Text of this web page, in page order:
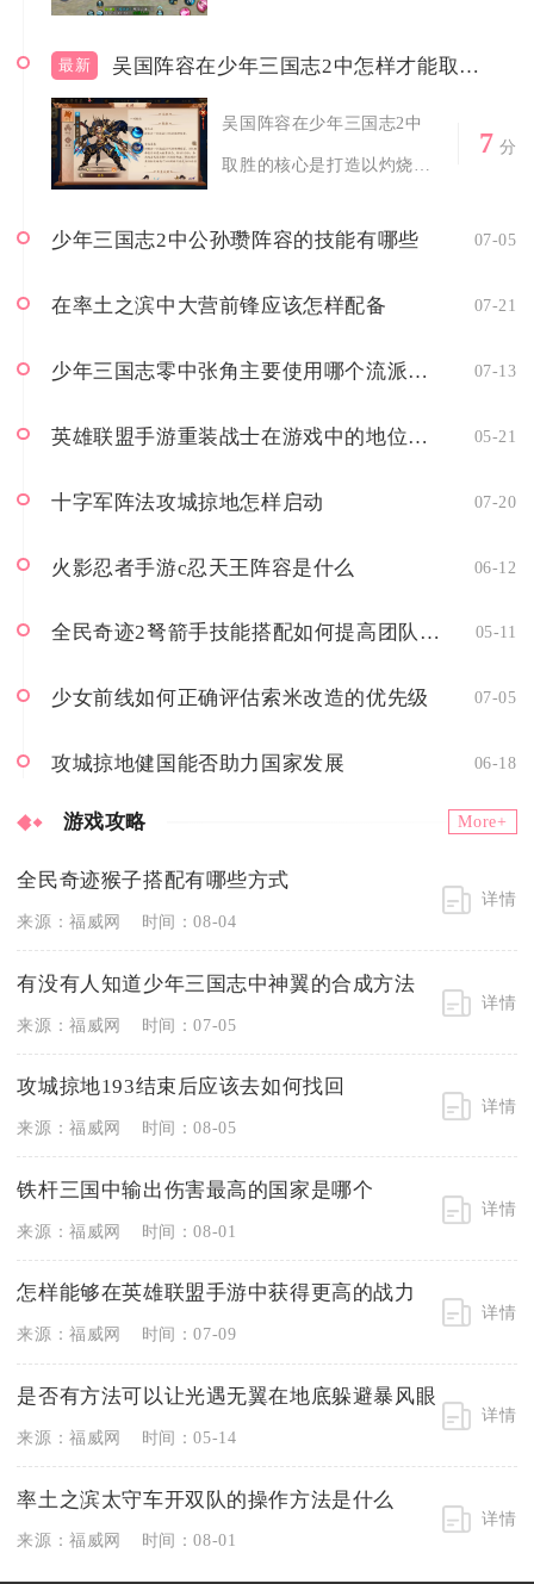
最新 吴国阵容在少年三国志2中怎样才能取得胜利
吴国阵容在少年三国志2中
取胜的核心是打造以灼烧联
7 分
少年三国志2中公孙瓒阵容的技能有哪些 07-05
在率土之滨中大营前锋应该怎样配备 07-21
少年三国志零中张角主要使用哪个流派的技能 07-13
英雄联盟手游重装战士在游戏中的地位如何 05-21
十字军阵法攻城掠地怎样启动 07-20
火影忍者手游c忍天王阵容是什么 06-12
全民奇迹2弩箭手技能搭配如何提高团队贡献 05-11
少女前线如何正确评估索米改造的优先级 07-05
攻城掠地健国能否助力国家发展 06-18
游戏攻略 More+
全民奇迹猴子搭配有哪些方式
来源：福威网 时间：08-04
详情
有没有人知道少年三国志中神翼的合成方法
来源：福威网 时间：07-05
详情
攻城掠地193结束后应该去如何找回
来源：福威网 时间：08-05
详情
铁杆三国中输出伤害最高的国家是哪个
来源：福威网 时间：08-01
详情
怎样能够在英雄联盟手游中获得更高的战力
来源：福威网 时间：07-09
详情
是否有方法可以让光遇无翼在地底躲避暴风眼
来源：福威网 时间：05-14
详情
率土之滨太守车开双队的操作方法是什么
来源：福威网 时间：08-01
详情